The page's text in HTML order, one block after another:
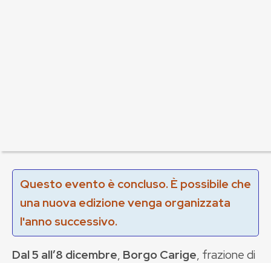
Questo evento è concluso. È possibile che
una nuova edizione venga organizzata
l'anno successivo.
Dal 5 all’8 dicembre, Borgo Carige, frazione di